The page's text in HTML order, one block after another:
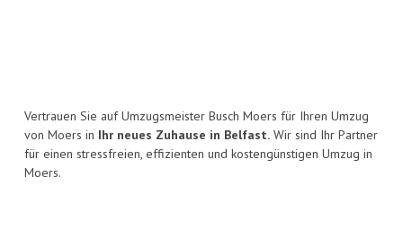
Vertrauen Sie auf Umzugsmeister Busch Moers für Ihren Umzug
von Moers in Ihr neues Zuhause in Belfast. Wir sind Ihr Partner
für einen stressfreien, effizienten und kostengünstigen Umzug in
Moers.